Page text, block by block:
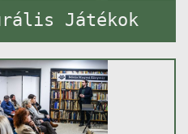
Játékok